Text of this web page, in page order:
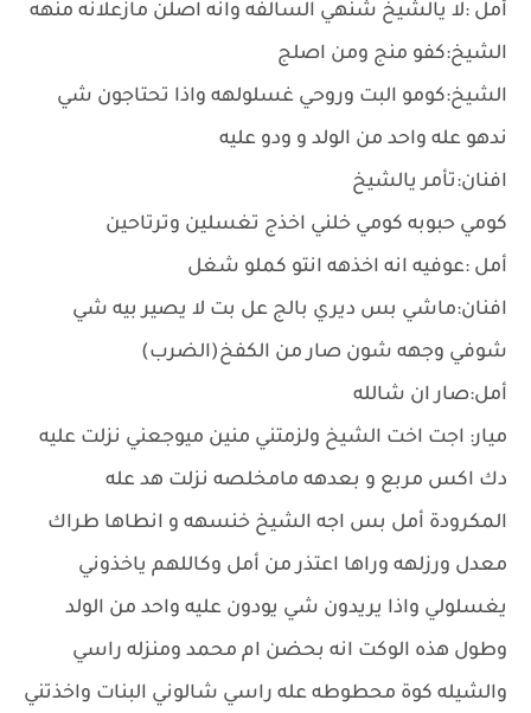
أمل :لا يالشيخ شنهي السالفه وانه اصلن مازعلانه منهه
الشيخ:كفو منج ومن اصلج
الشيخ:كومو البت وروحي غسلولهه واذا تحتاجون شي
ندهو عله واحد من الولد و ودو عليه
افنان:تأمر يالشيخ
كومي حبوبه كومي خلني اخذج تغسلين وترتاحين
أمل :عوفيه انه اخذهه انتو كملو شغل
افنان:ماشي بس ديري بالج عل بت لا يصير بيه شي
شوفي وجهه شون صار من الكفخ(الضرب)
أمل:صار ان شالله
ميار: اجت اخت الشيخ ولزمتني منين ميوجعني نزلت عليه
دك اكس مربع و بعدهه مامخلصه نزلت هد عله
المكرودة أمل بس اجه الشيخ خنسهه و انطاها طراك
معدل ورزلهه وراها اعتذر من أمل وكاللهم ياخذوني
يغسلولي واذا يريدون شي يودون عليه واحد من الولد
وطول هذه الوكت انه بحضن ام محمد ومنزله راسي
والشيله كوة محطوطه عله راسي شالوني البنات واخذتني